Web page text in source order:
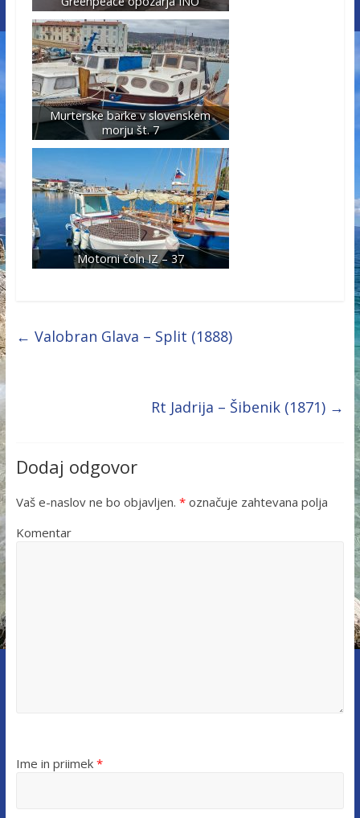
Murterske barke v slovenskem
morju št. 7
Motorni čoln IZ – 37
← Valobran Glava – Split (1888)
Rt Jadrija – Šibenik (1871) →
Dodaj odgovor
Vaš e-naslov ne bo objavljen. *označuje zahtevana polja
Komentar
Ime in priimek *